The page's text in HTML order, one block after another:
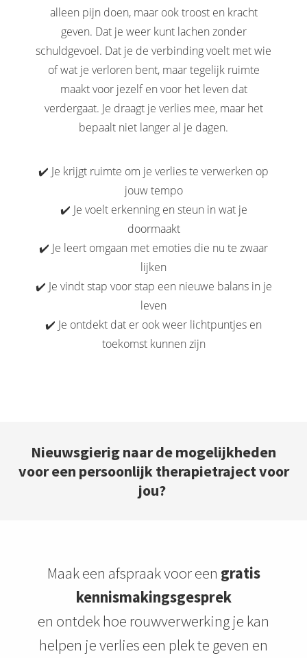
alleen pijn doen, maar ook troost en kracht
geven. Dat je weer kunt lachen zonder
schuldgevoel. Dat je de verbinding voelt met wie
of wat je verloren bent, maar tegelijk ruimte
maakt voor jezelf en voor het leven dat
verdergaat. Je draagt je verlies mee, maar het
bepaalt niet langer al je dagen.
✔️ Je krijgt ruimte om je verlies te verwerken op
jouw tempo
✔️ Je voelt erkenning en steun in wat je
doormaakt
✔️ Je leert omgaan met emoties die nu te zwaar
lijken
✔️ Je vindt stap voor stap een nieuwe balans in je
leven
✔️ Je ontdekt dat er ook weer lichtpuntjes en
toekomst kunnen zijn
Nieuwsgierig naar de mogelijkheden
voor een persoonlijk therapietraject voor
jou?
Maak een afspraak voor een gratis
kennismakingsgesprek
en ontdek hoe rouwverwerking je kan
helpen je verlies een plek te geven en